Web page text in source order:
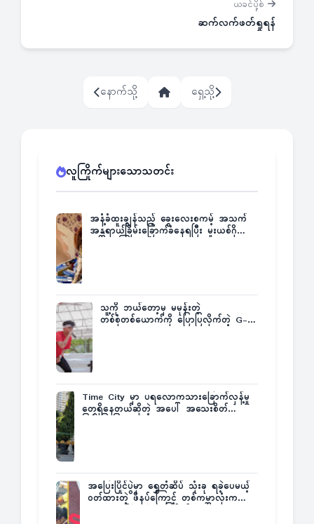
ယခင်ပို့စ်
ဆက်လက်ဖတ်ရှုရန်
နောက်သို့ ရှေ့သို့
လူကြိုက်များသောသတင်း
အနံ့ခံထူးချွန်သည့် ခွေးလေးစကမ့် အသက်
အန္တရာယ်ခြိမ်းခြောက်ခံနေရပြီး မူးယစ်ဂိုဏ်း
သူ့ကို ဘယ်တော့မှ မမုန်းတဲ့
တစ်စုံတစ်ယောက်ကို ပြောပြလိုက်တဲ့ G-
Time City မှာ ပရလောကသားခြောက်လှန့်မှု
တွေရှိနေတယ်ဆိုတဲ့ အပေါ် အသေးစိတ်
အပြေးပြိုင်ပွဲမှာ ရွှေတံဆိပ် သုံးခု ရခဲ့ပေမယ့်
ဝတ်ထားတဲ့ ဖိနပ်ကြောင့် တစ်ကမ္ဘာလုံးက